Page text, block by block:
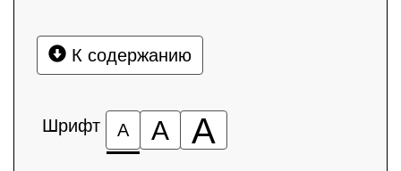
К содержанию
Шрифт А А А